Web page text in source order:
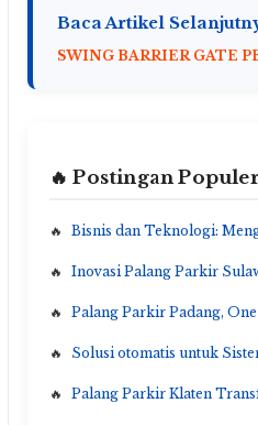
Baca Artikel
SWING BARRIER GATE
🔥 Postingan
Bisnis dan Teknologi:
Inovasi Palang Parkir
Palang Parkir Padang,
Solusi otomatis untuk
Palang Parkir Klaten